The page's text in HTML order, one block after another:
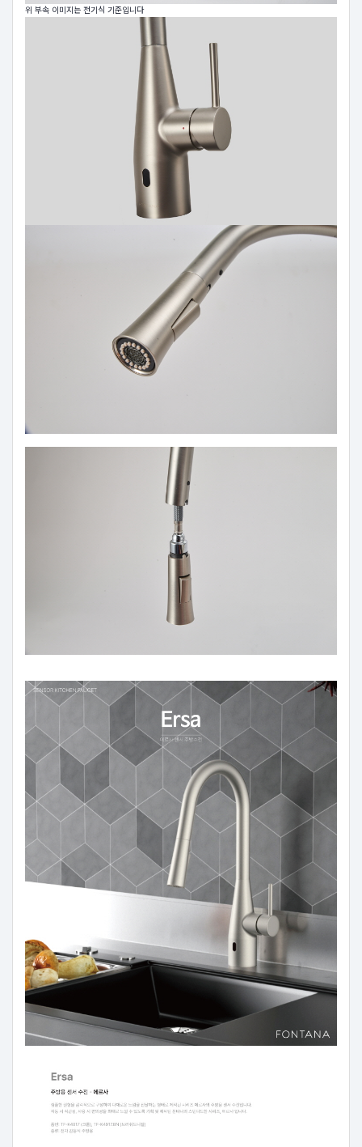
위 부속 이미지는 전기식 기준입니다